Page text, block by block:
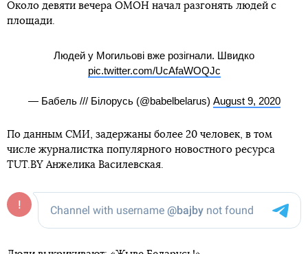
Около девяти вечера ОМОН начал разгонять людей с
площади.
Людей у Могильові вже розігнали. Швидко
pic.twitter.com/UcAfaWOQJc
— Бабель /// Білорусь (@babelbelarus) August 9, 2020
По данным СМИ, задержаны более 20 человек, в том
числе журналистка популярного новостного ресурса
TUT.BY Анжелика Василевская.